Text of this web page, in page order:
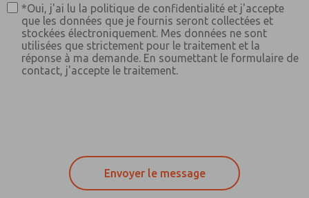
*Oui, j'ai lu la politique de confidentialité et j'accepte
que les données que je fournis seront collectées et
stockées électroniquement. Mes données ne sont
utilisées que strictement pour le traitement et la
réponse à ma demande. En soumettant le formulaire de
contact, j'accepte le traitement.